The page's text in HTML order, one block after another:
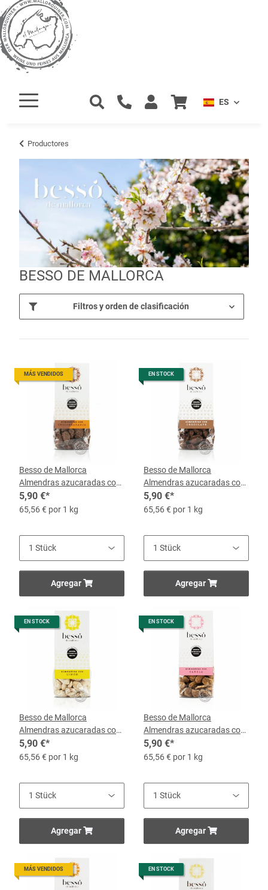
ES
Productores
BESSO DE MALLORCA
Filtros y orden de clasificación
MÁS VENDIDOS
Besso de Mallorca
Almendras azucaradas con
Chocolate y Naranja, 90-g-
Bolsa
5,90 €*
65,56 € por 1 kg
Agregar
EN STOCK
Besso de Mallorca
Almendras azucaradas con
Chocolate, bolsa de 90 g
5,90 €*
65,56 € por 1 kg
Agregar
EN STOCK
Besso de Mallorca
Almendras azucaradas con
Limón, 90-g-Bolsa
5,90 €*
65,56 € por 1 kg
Agregar
EN STOCK
Besso de Mallorca
Almendras azucaradas con
Canela, 90-g-Bolsa
5,90 €*
65,56 € por 1 kg
Agregar
MÁS VENDIDOS EN STOCK